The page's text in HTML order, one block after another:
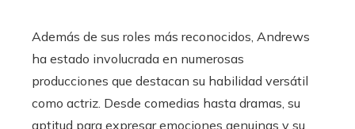
Además de sus roles más reconocidos, Andrews
ha estado involucrada en numerosas
producciones que destacan su habilidad versátil
como actriz. Desde comedias hasta dramas, su
aptitud para expresar emociones genuinas y su